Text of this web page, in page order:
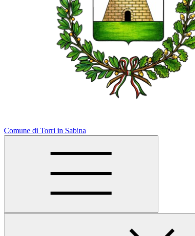
Comune di Torri in Sabina